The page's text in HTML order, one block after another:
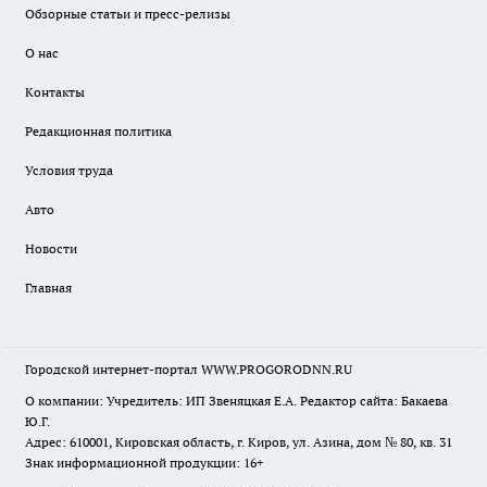
Обзорные статьи и пресс-релизы
О нас
Контакты
Редакционная политика
Условия труда
Авто
Новости
Главная
Городской интернет-портал WWW.PROGORODNN.RU
О компании: Учредитель: ИП Звеняцкая Е.А. Редактор сайта: Бакаева
Ю.Г.
Адрес: 610001, Кировская область, г. Киров, ул. Азина, дом № 80, кв. 31
Знак информационной продукции: 16+